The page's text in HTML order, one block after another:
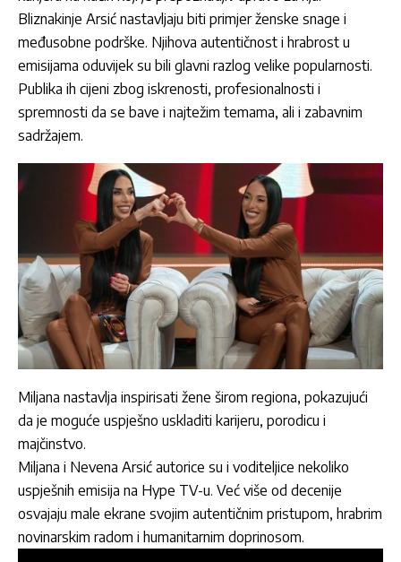
Bliznakinje Arsić nastavljaju biti primjer ženske snage i
međusobne podrške. Njihova autentičnost i hrabrost u
emisijama oduvijek su bili glavni razlog velike popularnosti.
Publika ih cijeni zbog iskrenosti, profesionalnosti i
spremnosti da se bave i najtežim temama, ali i zabavnim
sadržajem.
Miljana nastavlja inspirisati žene širom regiona, pokazujući
da je moguće uspješno uskladiti karijeru, porodicu i
majčinstvo.
Miljana i Nevena Arsić autorice su i voditeljice nekoliko
uspješnih emisija na Hype TV-u. Već više od decenije
osvajaju male ekrane svojim autentičnim pristupom, hrabrim
novinarskim radom i humanitarnim doprinosom.